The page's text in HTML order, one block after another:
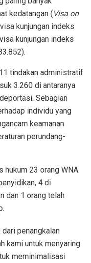
kedatangan ( Visa on
kunjungan indeks
kunjungan indeks
tindakan administratif
3.260 di antaranya
Sebagian
individu yang
keamanan
perundang-
23 orang WNA.
4 di
dan 1 orang telah
penangkalan
kami untuk menyaring
meminimalisasi